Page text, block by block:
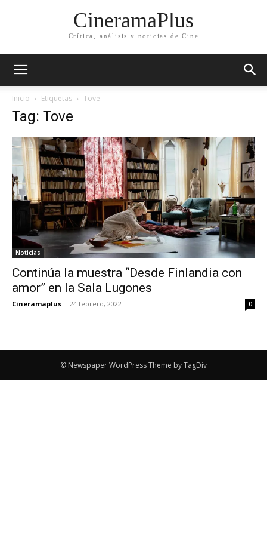
CineramaPlus
Crítica, análisis y noticias de Cine
Inicio Etiquetas Tove
Tag: Tove
Noticias
Continúa la muestra “Desde Finlandia con
amor” en la Sala Lugones
Cineramaplus - 24 febrero, 2022 0
© Newspaper WordPress Theme by TagDiv